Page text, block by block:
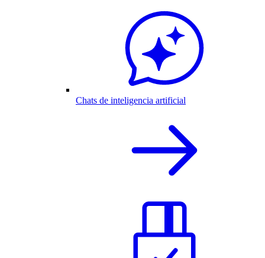
Chats de inteligencia artificial